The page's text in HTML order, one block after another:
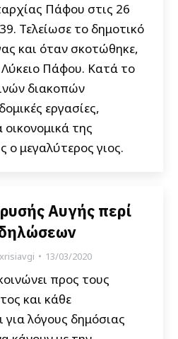
Πάφου στις 26
Τελείωσε το δημοτικό
και όταν σκοτώθηκε,
Πάφου. Κατά το
διακοπών
εργασίες,
της
ο μεγαλύτερος γιος.
Αυγής περί
xrisiavgi 13/03/2020
προς τους
και κάθε
για λόγους δημόσιας